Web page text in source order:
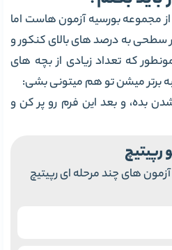
مجموعه بورسیه آزمون هاست اما
سطحی به درصد های بالای کنکور و
که تعداد زیادی از بچه های
برتر میشن تو هم میتونی بشی:
بده، و بعد این فرم رو پر کن و
رپیتیچ
های چند مرحله ای رپیتیچ